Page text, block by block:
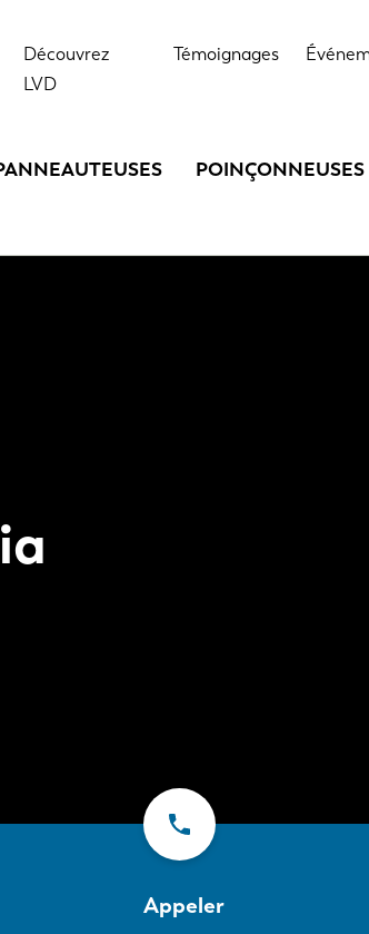
Découvrez
LVD
Témoignages
POINÇONNEUSES
Appeler